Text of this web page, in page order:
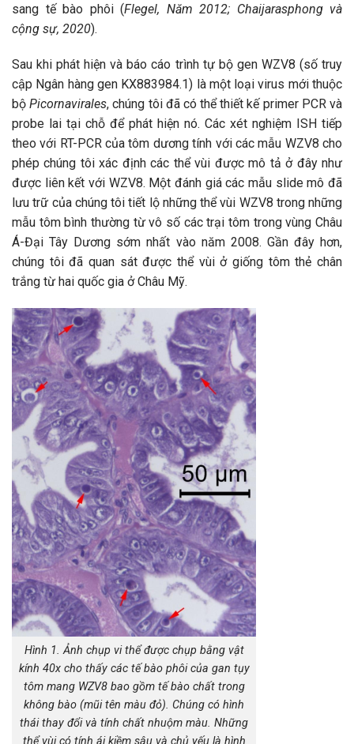
sang tế bào phôi (Flegel, Năm 2012; Chaijarasphong và
cộng sự, 2020).
Sau khi phát hiện và báo cáo trình tự bộ gen WZV8 (số truy
cập Ngân hàng gen KX883984.1) là một loại virus mới thuộc
bộPicornavirales, chúng tôi đã có thể thiết kế primer PCR và
probe lai tại chỗ để phát hiện nó. Các xét nghiệm ISH tiếp
theo với RT-PCR của tôm dương tính với các mẫu WZV8 cho
phép chúng tôi xác định các thể vùi được mô tả ở đây như
được liên kết với WZV8. Một đánh giá các mẫu slide mô đã
lưu trữ của chúng tôi tiết lộ những thể vùi WZV8 trong những
mẫu tôm bình thường từ vô số các trại tôm trong vùng Châu
Á-Đại Tây Dương sớm nhất vào năm 2008. Gần đây hơn,
chúng tôi đã quan sát được thể vùi ở giống tôm thẻ chân
trắng từ hai quốc gia ở Châu Mỹ.
Hình 1. Ảnh chụp vi thể được chụp bằng vật
kính 40x cho thấy các tế bào phôi của gan tụy
tôm mang WZV8 bao gồm tế bào chất trong
không bào (mũi tên màu đỏ). Chúng có hình
thái thay đổi và tính chất nhuộm màu. Những
thể vùi có tính ái kiềm sâu và chủ yếu là hình